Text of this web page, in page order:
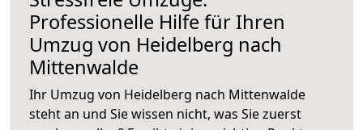
Professionelle Hilfe für Ihren
Umzug von Heidelberg nach
Mittenwalde
Ihr Umzug von Heidelberg nach Mittenwalde
steht an und Sie wissen nicht, was Sie zuerst